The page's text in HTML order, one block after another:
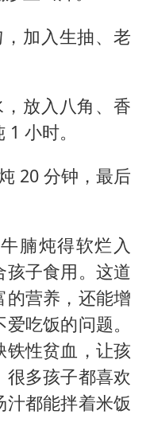
加入生抽、老
放入八角、香
小时。
20 分钟，最后
牛腩炖得软烂入
子食用。这道
的营养，还能增
吃饭的问题。
铁性贫血，让孩
多孩子都喜欢
都能拌着米饭